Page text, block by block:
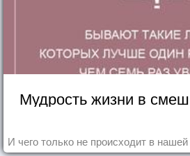
Мудрость жизни в
И чего только не происходит в